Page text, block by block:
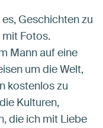
Geschichten zu
Fotos.
Mann auf eine
um die Welt,
kostenlos zu
Kulturen,
die ich mit Liebe